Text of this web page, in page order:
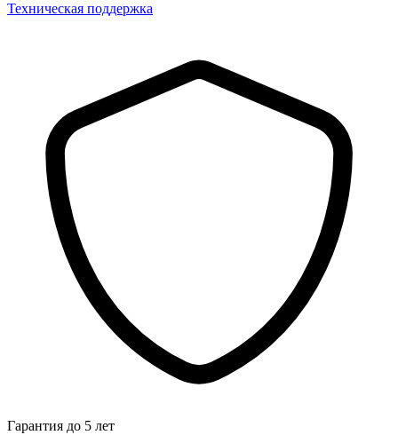
Техническая поддержка
Гарантия до 5 лет